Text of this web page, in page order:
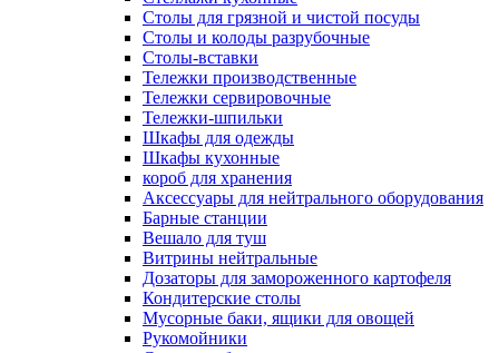
Столы для грязной и чистой посуды
Столы и колоды разрубочные
Столы-вставки
Тележки производственные
Тележки сервировочные
Тележки-шпильки
Шкафы для одежды
Шкафы кухонные
короб для хранения
Аксессуары для нейтрального оборудования
Барные станции
Вешало для туш
Витрины нейтральные
Дозаторы для замороженного картофеля
Кондитерские столы
Мусорные баки, ящики для овощей
Рукомойники